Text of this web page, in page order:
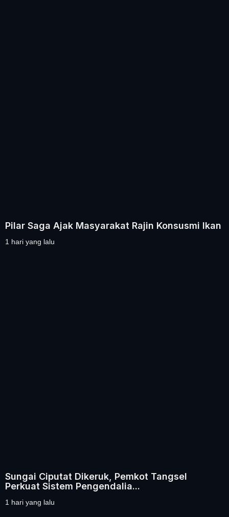
Pilar Saga Ajak Masyarakat Rajin Konsusmi Ikan
1 hari yang lalu
Sungai Ciputat Dikeruk, Pemkot Tangsel
Perkuat Sistem Pengendalia...
1 hari yang lalu